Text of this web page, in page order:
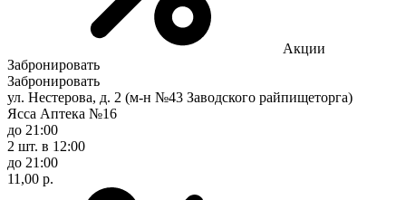
Акции
Забронировать
Забронировать
ул. Нестерова, д. 2 (м-н №43 Заводского райпищеторга)
Ясса Аптека №16
до 21:00
2 шт. в 12:00
до 21:00
11,00 р.